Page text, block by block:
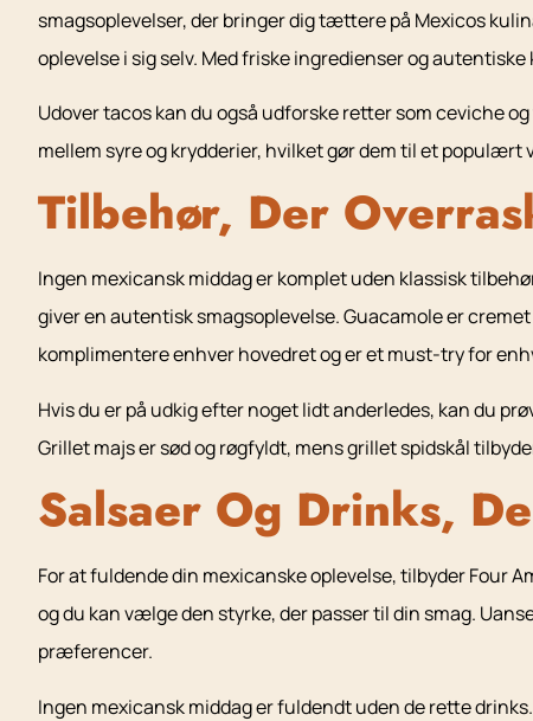
smagsoplevelser, der bringer dig tættere på Mexicos
oplevelse i sig selv. Med friske ingredienser og
Udover tacos kan du også udforske retter som ceviche
mellem syre og krydderier, hvilket gør dem til et populært
Tilbehør, Der
Ingen mexicansk middag er komplet uden klassisk
giver en autentisk smagsoplevelse. Guacamole er
komplimentere enhver hovedret og er et must-try for
Hvis du er på udkig efter noget lidt anderledes, kan du
Grillet majs er sød og røgfyldt, mens grillet spidskål
Salsaer Og Drinks,
For at fuldende din mexicanske oplevelse, tilbyder Four
og du kan vælge den styrke, der passer til din smag.
præferencer.
Ingen mexicansk middag er fuldendt uden de rette